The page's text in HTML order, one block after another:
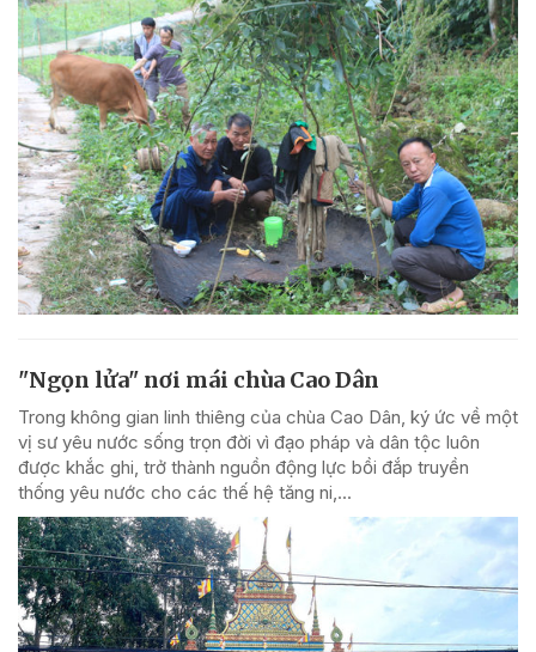
"Ngọn lửa" nơi mái chùa Cao Dân
Trong không gian linh thiêng của chùa Cao Dân, ký ức về một
vị sư yêu nước sống trọn đời vì đạo pháp và dân tộc luôn
được khắc ghi, trở thành nguồn động lực bồi đắp truyền
thống yêu nước cho các thế hệ tăng ni,...